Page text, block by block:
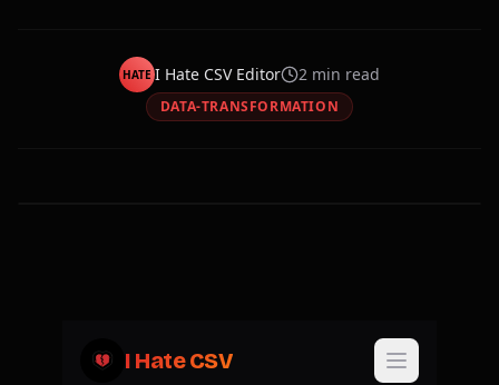
HATE I Hate CSV Editor 2 min read
DATA-TRANSFORMATION